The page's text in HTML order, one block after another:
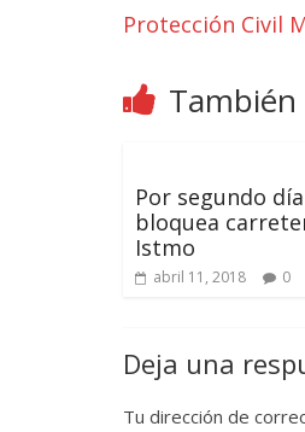
Protección Civil
Por segundo
bloquea
Istmo
abril 11, 2018 0
Deja una
Tu dirección de